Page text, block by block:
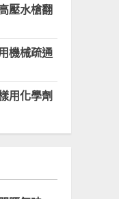
壓水槍翻
機械疏通
用化學劑